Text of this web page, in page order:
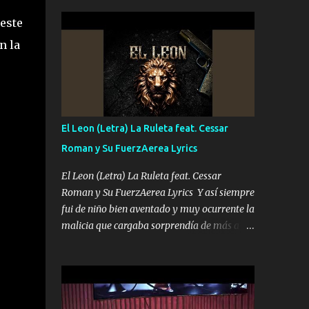
la
conciertos más que llenar Se mueven solo
por el interés P...
inteligente junto con su hermano el TRES
blindado el Estado tiene andan ESPERANDO
al UNO QUE PRONTO ESTARÁ PRESENTE
Que no falten las bucanas ni tampoco las
mujeres porque es platica de grandes por eso
hay que estar alegres doy las instrucciones
para atender los deberes Música Si es que
salta algún problema de confianza tengo
gente ahí está el Hombre Cuarenta y
también Pariente 7 arreglan cualquier
problema no más es cuestión que ordené
NOS HACE FALTA UN HERMANO DE CLAVE
SIEMPRE VIO POR LA FAMILIA PARA QUE
SIGA EL LEGADO Es el DOS de los
HERMANOS un cerebro inteligente y com...
El Leon (Letra) La Ruleta feat. Cessar
Roman y Su FuerzAerea Lyrics
El Leon (Letra) La Ruleta feat. Cessar
Roman y Su FuerzAerea Lyrics Y así siempre
fui de niño bien aventado y muy ocurrente la
malicia que cargaba sorprendía de más a la
Tranquilo me la navego ando en lo mío sin